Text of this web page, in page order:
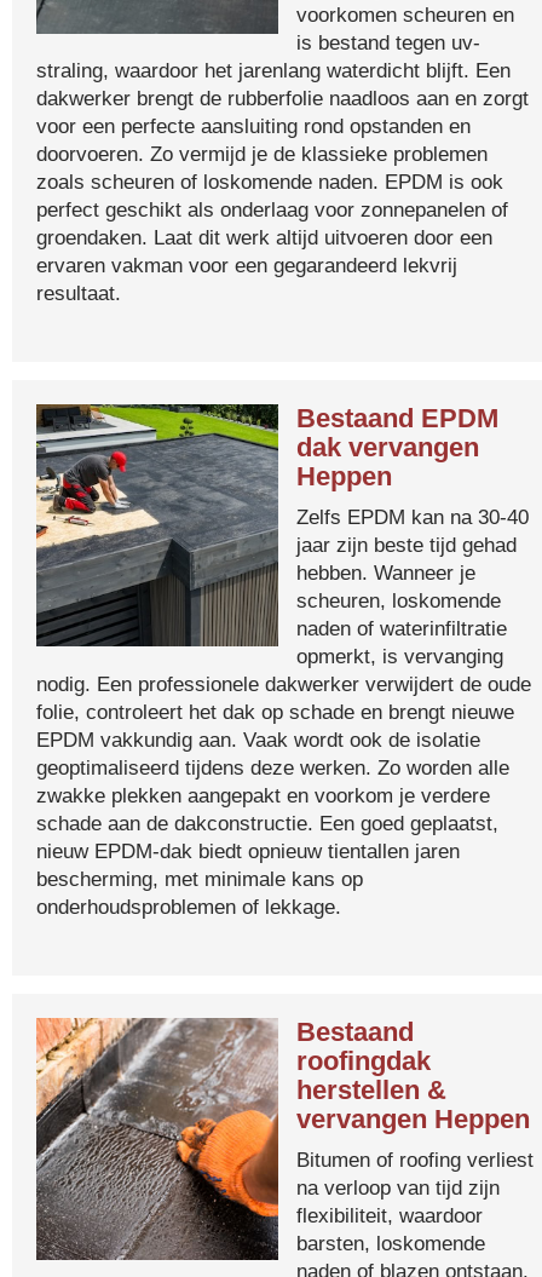
voorkomen scheuren en
is bestand tegen uv-
straling, waardoor het jarenlang waterdicht blijft. Een
dakwerker brengt de rubberfolie naadloos aan en zorgt
voor een perfecte aansluiting rond opstanden en
doorvoeren. Zo vermijd je de klassieke problemen
zoals scheuren of loskomende naden. EPDM is ook
perfect geschikt als onderlaag voor zonnepanelen of
groendaken. Laat dit werk altijd uitvoeren door een
ervaren vakman voor een gegarandeerd lekvrij
resultaat.
Bestaand EPDM
dak vervangen
Heppen
Zelfs EPDM kan na 30-40
jaar zijn beste tijd gehad
hebben. Wanneer je
scheuren, loskomende
naden of waterinfiltratie
opmerkt, is vervanging
nodig. Een professionele dakwerker verwijdert de oude
folie, controleert het dak op schade en brengt nieuwe
EPDM vakkundig aan. Vaak wordt ook de isolatie
geoptimaliseerd tijdens deze werken. Zo worden alle
zwakke plekken aangepakt en voorkom je verdere
schade aan de dakconstructie. Een goed geplaatst,
nieuw EPDM-dak biedt opnieuw tientallen jaren
bescherming, met minimale kans op
onderhoudsproblemen of lekkage.
Bestaand
roofingdak
herstellen &
vervangen Heppen
Bitumen of roofing verliest
na verloop van tijd zijn
flexibiliteit, waardoor
barsten, loskomende
naden of blazen ontstaan.